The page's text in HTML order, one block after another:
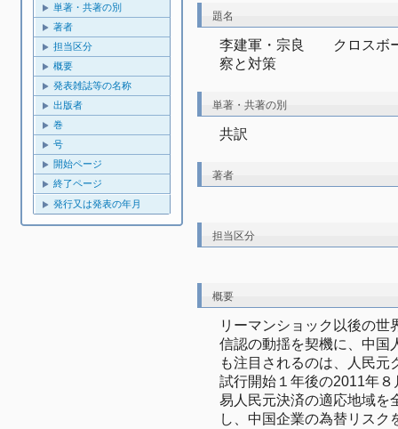
単著・共著の別
著者
担当区分
概要
発表雑誌等の名称
出版者
巻
号
開始ページ
終了ページ
発行又は発表の年月
題名
李建軍・宗良　　クロスボ
察と対策
単著・共著の別
共訳
著者
担当区分
概要
リーマンショック以後の世
信認の動揺を契機に、中国
も注目されるのは、人民元
試行開始１年後の2011年
易人民元決済の適応地域を
し、中国企業の為替リスク